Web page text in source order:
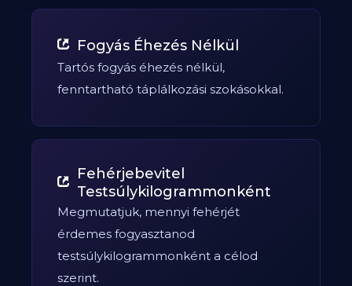
Fogyás Éhezés Nélkül
Tartós fogyás éhezés nélkül,
fenntartható táplálkozási szokásokkal.
Fehérjebevitel
Testsúlykilogrammonként
Megmutatjuk, mennyi fehérjét
érdemes fogyasztanod
testsúlykilogrammonként a célod
szerint.